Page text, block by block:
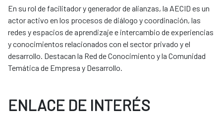
En su rol de facilitador y generador de alianzas, la AECID es un
actor activo en los procesos de diálogo y coordinación, las
redes y espacios de aprendizaje e intercambio de experiencias
y conocimientos relacionados con el sector privado y el
desarrollo. Destacan la Red de Conocimiento y la Comunidad
Temática de Empresa y Desarrollo.
ENLACE DE INTERÉS